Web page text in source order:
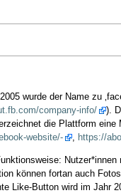
wurde der Name zu
company-info/
).
die Plattform eine
website/-
https://
können fortan auch
Like-Button wird im Jahr